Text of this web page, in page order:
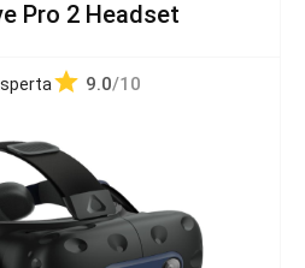
Pro 2 Headset
9.0/10